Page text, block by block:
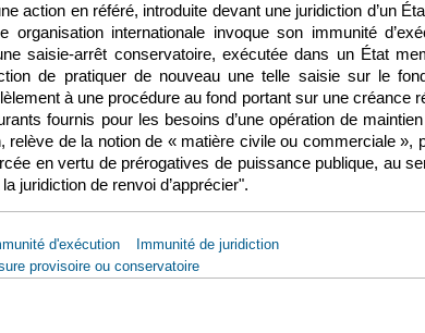
action en référé, introduite devant une juridiction d’un
internationale invoque son immunité
saisie-arrêt conservatoire, exécutée dans un État
de pratiquer de nouveau une telle saisie sur le
à une procédure au fond portant sur une créance
fournis pour les besoins d’une opération de
relève de la notion de « matière civile ou commerciale »,
en vertu de prérogatives de puissance publique, au
juridiction de renvoi d’apprécier".
d'exécution
Immunité de juridiction
provisoire ou conservatoire